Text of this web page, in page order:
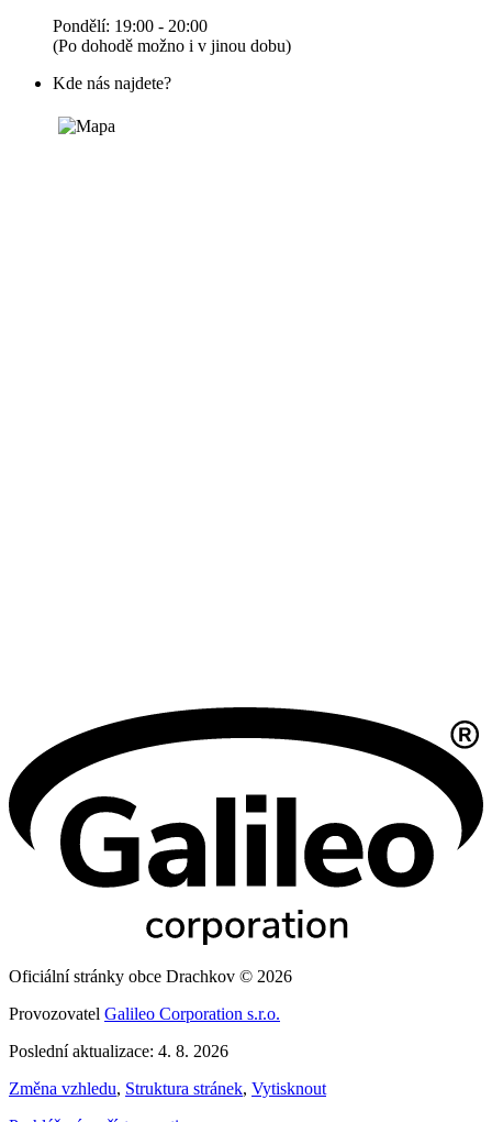
Pondělí: 19:00 - 20:00
(Po dohodě možno i v jinou dobu)
Kde nás najdete?
Oficiální stránky obce Drachkov © 2026
Provozovatel Galileo Corporation s.r.o.
Poslední aktualizace: 4. 8. 2026
Změna vzhledu, Struktura stránek, Vytisknout